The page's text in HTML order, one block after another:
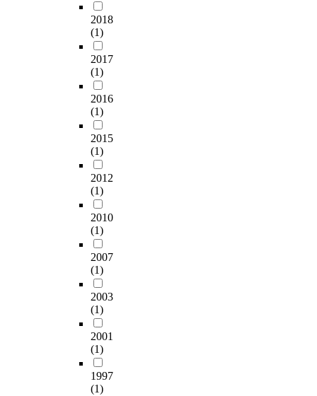
2018
(1)
2017
(1)
2016
(1)
2015
(1)
2012
(1)
2010
(1)
2007
(1)
2003
(1)
2001
(1)
1997
(1)